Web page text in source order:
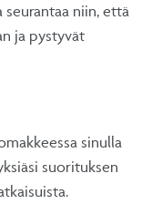
niin, että
ja pystyvät
sinulla
suorituksen